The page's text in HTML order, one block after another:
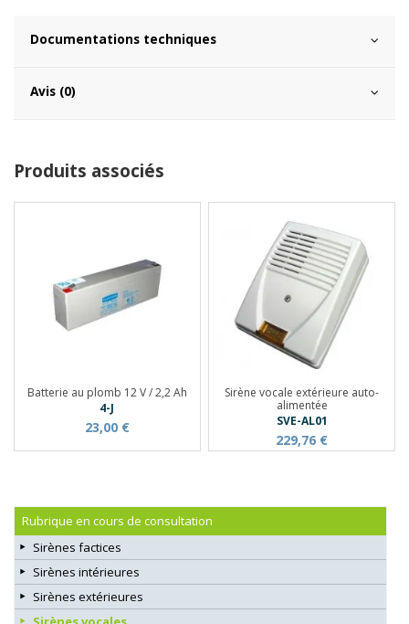
Documentations techniques
Avis (0)
Produits associés
Batterie au plomb 12 V / 2,2 Ah
4-J
23,00 €
Sirène vocale extérieure auto-
alimentée
SVE-AL01
229,76 €
Rubrique en cours de consultation
Sirènes factices
Sirènes intérieures
Sirènes extérieures